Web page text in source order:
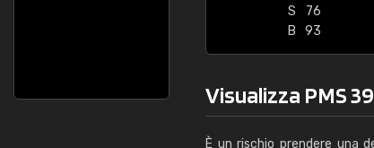
S
76
B
93
Visualizza PMS
È un rischio prendere una